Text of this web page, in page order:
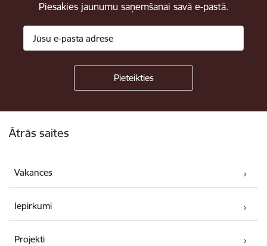
Piesakies jaunumu saņemšanai savā e-pastā.
Ātrās saites
Vakances
Iepirkumi
Projekti